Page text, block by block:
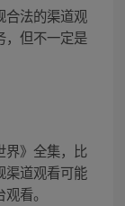
合法的渠道观
，但不一定是
界》全集，比
渠道观看可能
看。